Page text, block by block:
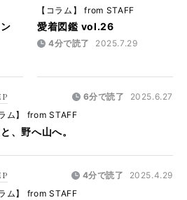
【コラム】 from STAFF
愛着図鑑 vol.26
4分で読了 2025.7.29
6分で読了
2025.6.27
ラム】 from STAFF
、野へ山へ。
4分で読了
2025.4.29
ラム】 from STAFF